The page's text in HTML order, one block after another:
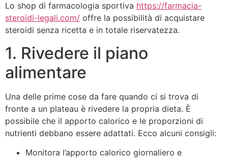
Lo shop di farmacologia sportiva https://farmacia-
steroidi-legali.com/ offre la possibilità di acquistare
steroidi senza ricetta e in totale riservatezza.
1. Rivedere il piano
alimentare
Una delle prime cose da fare quando ci si trova di
fronte a un plateau è rivedere la propria dieta. È
possibile che il apporto calorico e le proporzioni di
nutrienti debbano essere adattati. Ecco alcuni consigli:
Monitora l’apporto calorico giornaliero e